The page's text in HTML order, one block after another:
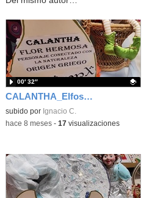
CALANTHA_Elfos en el CEIP Luis De Góngora de Madrid
Contenido educativo.
subido por Ignacio C.
00′ 32″
-hace 8 meses- 17visualizaciones